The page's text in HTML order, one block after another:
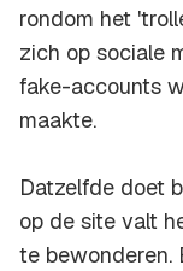
rondom het
zich op sociale
fake-accounts
maakte.
Datzelfde doet
op de site valt
te bewonderen.